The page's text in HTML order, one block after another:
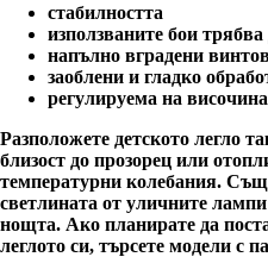
стабилността
използваните бои
напълно вградени
заоблени и гладко
регулируема на
Разположете детското легло
близост до прозорец или
температурни колебания.
светлината от уличните
нощта. Ако планирате да
леглото си, търсете модели с